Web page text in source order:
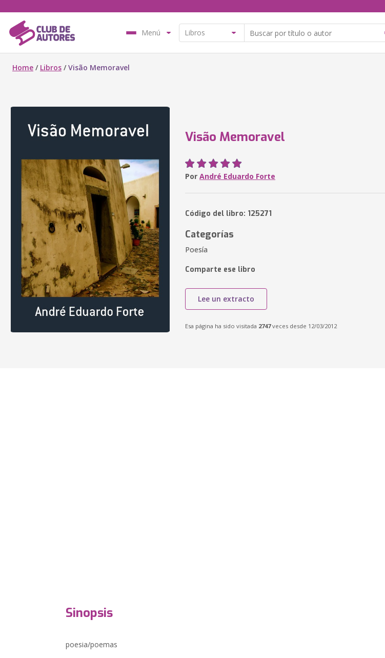
Menú
Home / Libros /Visão Memoravel
Visão Memoravel
Por André Eduardo Forte
Código del libro: 125271
Categorías
Poesía
Comparte ese libro
Lee un extracto
Esa página ha sido visitada 2747veces desde 12/03/2012
Sinopsis
poesia/poemas